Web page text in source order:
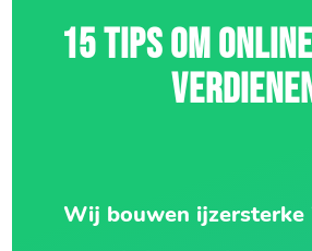
15 TIPS OM
Wij bouwen ijzersterke